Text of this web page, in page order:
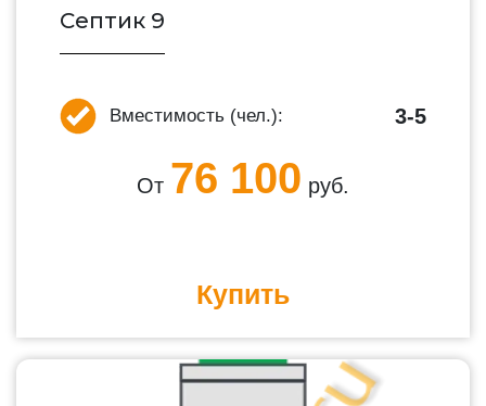
Септик 9
Вместимость (чел.): 3-5
От 76 100 руб.
Купить